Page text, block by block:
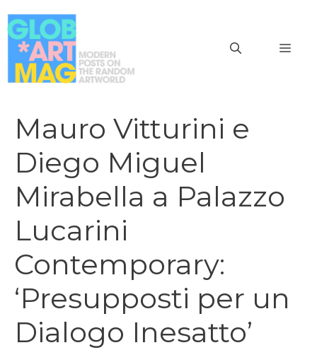
al
contenuto
Mauro Vitturini e
Diego Miguel
Mirabella a Palazzo
Lucarini
Contemporary:
‘Presupposti per un
Dialogo Inesatto’